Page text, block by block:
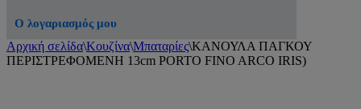
Ο λογαριασμός μου
Αρχική σελίδα\Κουζίνα\Μπαταρίες\ΚΑΝΟΥΛΑ ΠΑΓΚΟΥ
ΠΕΡΙΣΤΡΕΦΟΜΕΝΗ 13cm PORTO FINO ARCO IRIS)